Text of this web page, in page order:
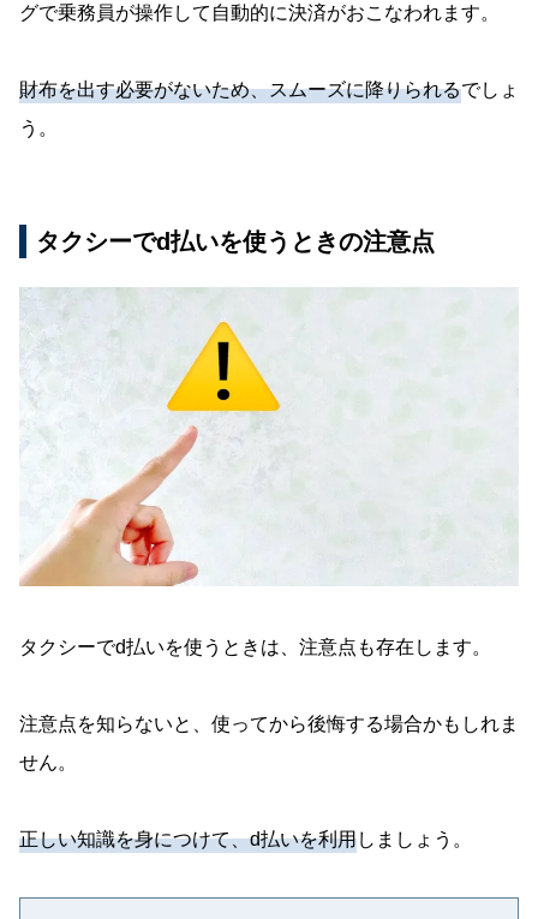
グで乗務員が操作して自動的に決済がおこなわれます。
財布を出す必要がないため、スムーズに降りられるでしょ
う。
タクシーでd払いを使うときの注意点
タクシーでd払いを使うときは、注意点も存在します。
注意点を知らないと、使ってから後悔する場合かもしれま
せん。
正しい知識を身につけて、d払いを利用しましょう。